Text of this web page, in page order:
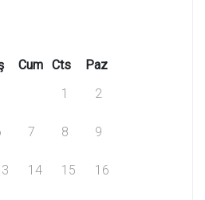
Cum Cts
Paz
1
2
7 8 9
14 15 16